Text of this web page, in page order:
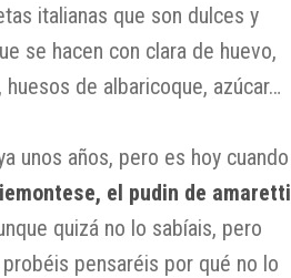
italianas que son dulces y
se hacen con clara de huevo,
de albaricoque, azúcar…
unos años, pero es hoy cuando
el pudin de amaretti
quizá no lo sabíais, pero
pensaréis por qué no lo